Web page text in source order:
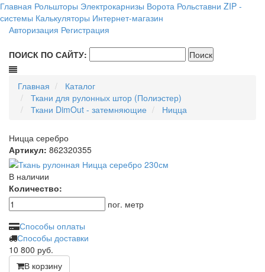
Главная Рольшторы Электрокарнизы Ворота Рольставни ZIP -
системы Калькуляторы Интернет-магазин
Авторизация Регистрация
ПОИСК ПО САЙТУ:
Главная
Каталог
Ткани для рулонных штор (Полиэстер)
Ткани DimOut - затемняющие
Ницца
Ницца серебро
Артикул: 862320355
В наличии
Количество:
пог. метр
Способы оплаты
Способы доставки
10 800 руб.
В корзину